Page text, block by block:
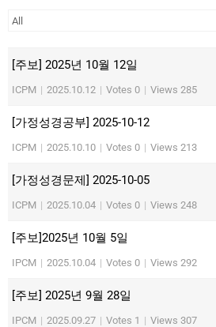
[주보] 2025년 10월 12일
ICPM | 2025.10.12 | Votes 0 | Views 285
[가정성경공부] 2025-10-12
ICPM | 2025.10.10 | Votes 0 | Views 213
[가정성경문제] 2025-10-05
ICPM | 2025.10.04 | Votes 0 | Views 248
[주보]2025년 10월 5일
IPCM | 2025.10.04 | Votes 0 | Views 292
[주보] 2025년 9월 28일
IPCM | 2025.09.27 | Votes 1 | Views 307